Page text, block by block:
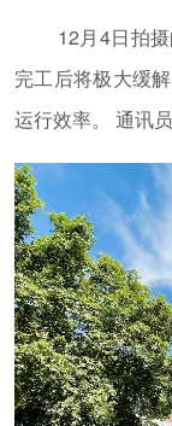
12月4日拍
完工后将极大缓
运行效率。 通讯